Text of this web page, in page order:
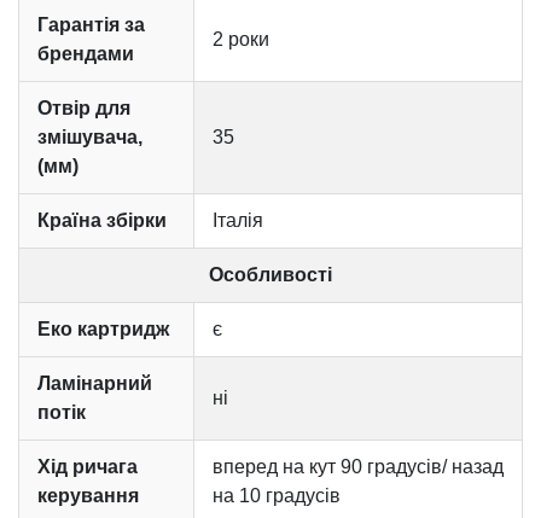
Гарантія за
брендами
2 роки
Отвір для
змішувача,
(мм)
35
Країна збірки Італія
Особливості
Еко картридж є
Ламінарний
потік
ні
Хід ричага
керування
вперед на кут 90 градусів/ назад
на 10 градусів